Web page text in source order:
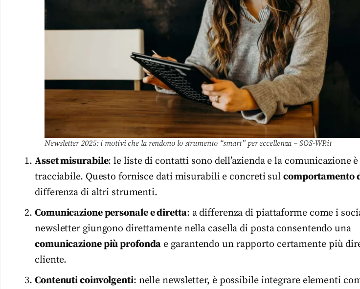
Newsletter 2025: i motivi che la rendono lo strumento “smart” per eccellenza – SOS-WP.it
Asset misurabile: le liste di contatti sono dell’azienda e la comunicazione
tracciabile. Questo fornisce dati misurabili e concreti sul comportamento
differenza di altri strumenti.
Comunicazione personale e diretta: a differenza di piattaforme come i
newsletter giungono direttamente nella casella di posta consentendo una
comunicazione più profonda e garantendo un rapporto certamente più
cliente.
Contenuti coinvolgenti: nelle newsletter, è possibile integrare elementi